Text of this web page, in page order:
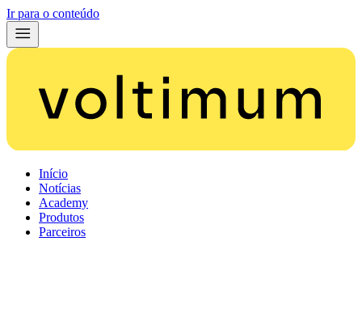
Ir para o conteúdo
Início
Notícias
Academy
Produtos
Parceiros